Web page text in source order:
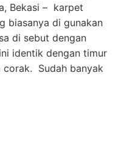
Bekasi – karpet
biasanya di gunakan
di sebut dengan
identik dengan timur
Sudah banyak